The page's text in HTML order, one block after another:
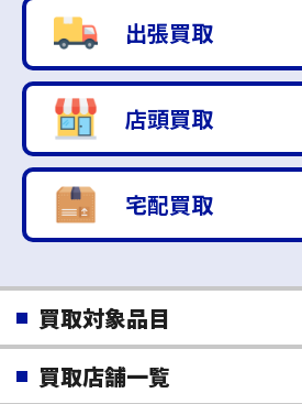
出張買取
店頭買取
宅配買取
買取対象品目
買取店舗一覧